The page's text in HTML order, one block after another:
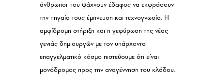
άνθρωποι που ψάχνουν έδαφος να εκφράσουν
την πηγαία τους έμπνευση και τεχνογνωσία. Η
αμφίδρομη στήριξη και η γεφύρωση της νέας
γενιάς δημιουργών με τον υπάρχοντα
επαγγελματικό κόσμο πιστεύουμε ότι είναι
μονόδρομος προς την αναγέννηση του κλάδου.